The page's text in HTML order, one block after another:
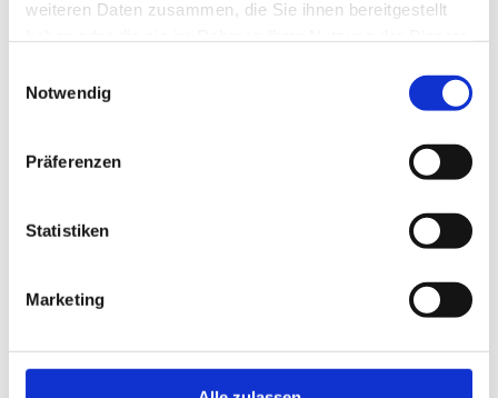
weiteren Daten zusammen, die Sie ihnen bereitgestellt
Notwendig
Präferenzen
Statistiken
Marketing
FOLGE UNSERER ARBEIT AUF
INSTAGRAM